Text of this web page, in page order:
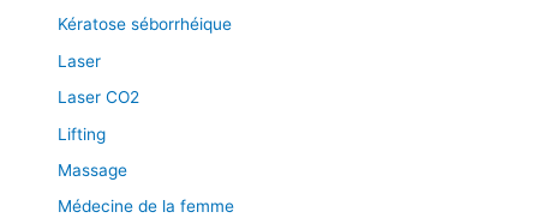
Kératose séborrhéique
Laser
Laser CO2
Lifting
Massage
Médecine de la femme